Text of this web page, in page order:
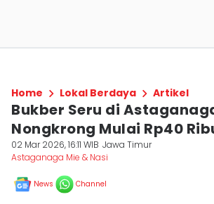
Home Lokal Berdaya Artikel
Bukber Seru di
Nongkrong Mulai Rp40
02 Mar 2026, 16:11 WIB Jawa Timur
Astaganaga Mie & Nasi
News Channel